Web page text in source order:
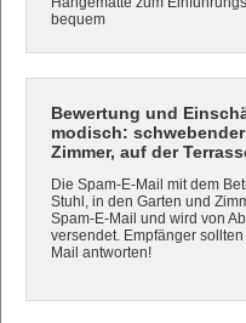
bequem
Bewertung und
modisch:
Zimmer, auf der
Die Spam-E-Mail mit dem
Stuhl, in den Garten und
Spam-E-Mail und wird von
versendet. Empfänger
Mail antworten!